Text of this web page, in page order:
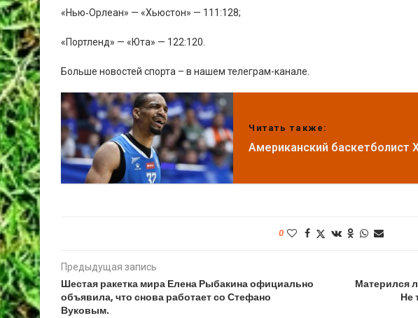
«Нью‑Орлеан» — «Хьюстон» — 111:128;
«Портленд» — «Юта» — 122:120.
Больше новостей спорта – в нашем телеграм-канале.
Читать также:
Американский баскетболист
0
Предыдущая запись
Шестая ракетка мира Елена Рыбакина официально
объявила, что снова работает со Стефано
Вуковым.
Матерился
Не